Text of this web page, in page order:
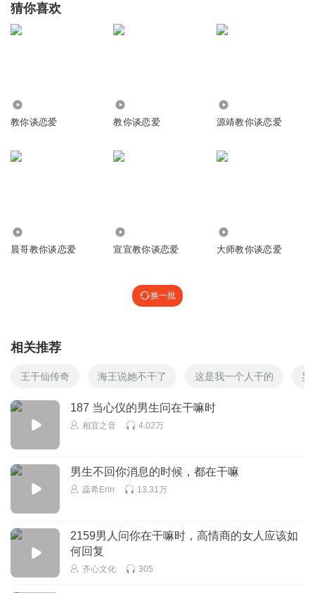
猜你喜欢
教你谈恋爱 教你谈恋爱 源靖教你谈恋爱
晨哥教你谈恋爱 宣宣教你谈恋爱 大师教你谈恋爱
换一批
相关推荐
王干仙传奇 海王说她不干了 这是我一个人干的 异
187 当心仪的男生问在干嘛时
相宜之音 4.02万
男生不回你消息的时候，都在干嘛
蕊希Erin 13.31万
2159男人问你在干嘛时，高情商的女人应该如
何回复
齐心文化 305